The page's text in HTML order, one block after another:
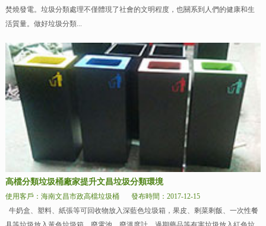
焚燒發電。垃圾分類處理不僅體現了社會的文明程度，也關系到人們的健康和生
活質量。做好垃圾分類...
高檔分類垃圾桶廠家提升文昌垃圾分類環境
使用客戶：海南文昌市政高檔垃圾桶
發布時間：2017-12-15
牛奶盒、塑料、紙張等可回收物放入深藍色垃圾箱，果皮、剩菜剩飯、一次性餐